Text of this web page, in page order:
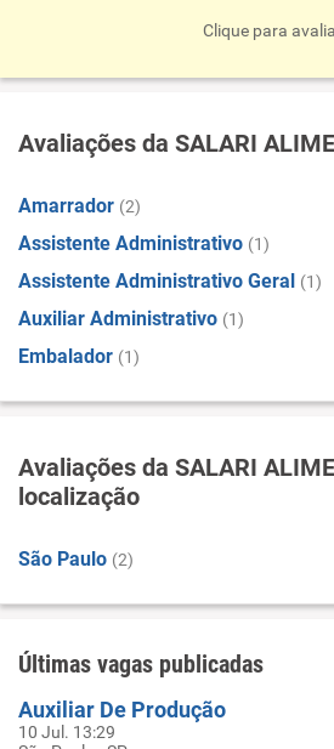
Clique para
Avaliações da SALARI
Amarrador (2)
Assistente Administrativo (1)
Assistente Administrativo Geral (1)
Auxiliar Administrativo (1)
Embalador (1)
Avaliações da SALARI
localização
São Paulo (2)
Últimas vagas publicadas
Auxiliar De Produção
10 Jul. 13:29